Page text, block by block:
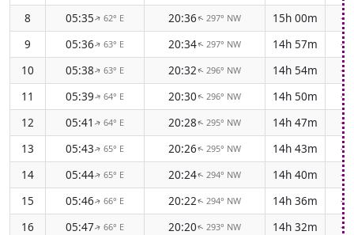
8
05:35↑62° E 20:36↑297° NW 15h 00m
-
9
05:36↑63° E 20:34↑297° NW 14h 57m
-
10
05:38↑63° E 20:32↑296° NW 14h 54m
-
11
05:39↑64° E 20:30↑296° NW 14h 50m
-
12
05:41 ↑64° E 20:28↑295° NW 14h 47m
-
13
05:43↑65° E 20:26↑295° NW 14h 43m
-
14
05:44↑65° E 20:24↑294° NW 14h 40m
-
15
05:46↑66° E 20:22↑294° NW 14h 36m
-
16
05:47↑66° E 20:20↑293° NW 14h 32m
-